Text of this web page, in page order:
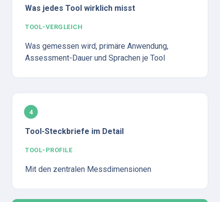
Was jedes Tool wirklich misst
TOOL-VERGLEICH
Was gemessen wird, primäre Anwendung,
Assessment-Dauer und Sprachen je Tool
4
Tool-Steckbriefe im Detail
TOOL-PROFILE
Mit den zentralen Messdimensionen